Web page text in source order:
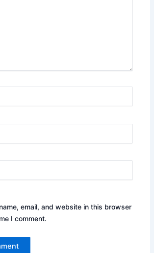
email, and website in this browser
I comment.